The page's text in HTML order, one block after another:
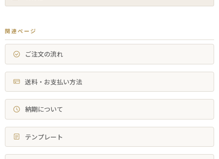
関連ページ
ご注文の流れ
送料・お支払い方法
納期について
テンプレート